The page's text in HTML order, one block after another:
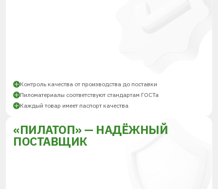
Контроль качества от производства до поставки
Пиломатериалы соответствуют стандартам ГОСТа
Каждый товар имеет паспорт качества
«ПИЛАТОП» — НАДЁЖНЫЙ
ПОСТАВЩИК